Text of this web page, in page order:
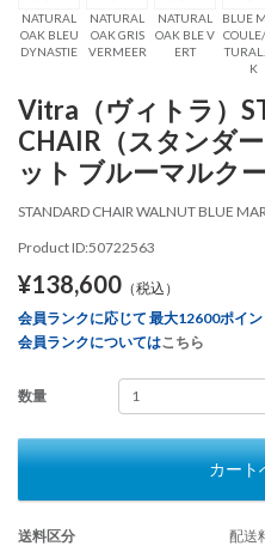
NATURAL
OAK BLEU
DYNASTIE
NATURAL
OAK GRIS
VERMEER
NATURAL
OAK BLE V
ERT
BLUE
K
Vitra（ヴィトラ）
CHAIR（スタンダ
ット ブルーマルク
STANDARD CHAIR WALNUT BLUE
Product ID:50722563
¥138,600 （税込）
会員ランクに応じて 最大12600ポイ
会員ランクについてはこちら
数量
カート
送料区分
配送